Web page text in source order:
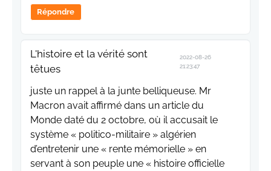
Répondre
L'histoire et la vérité sont
têtues
2022-08-26
21:23:47
juste un rappel à la junte belliqueuse. Mr
Macron avait affirmé dans un article du
Monde daté du 2 octobre, où il accusait le
système « politico-militaire » algérien
d’entretenir une « rente mémorielle » en
servant à son peuple une « histoire officielle